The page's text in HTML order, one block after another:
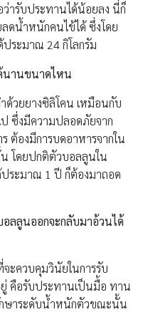
ว่ารับประทานได้น้อยลง นี่ก็
ดน้ำหนักคนไข้ได้ ซึ่งโดย
ระมาณ 24 กิโลกรัม
านขนาดไหน
ด้วยยางซิลิโคน เหมือนกับ
ซึ่งมีความปลอดภัยจาก
ต้องมีการบดอาหารจากใน
น โดยปกติตัวบอลลูนใน
ประมาณ 1 ปี ก็ต้องมาถอด
ลูนออกจะกลับมาอ้วนได้
ะควบคุมวินัยในการรับ
คือรับประทานเป็นมื้อ ทาน
ษาระดับน้ำหนักตัวขณะนั้น